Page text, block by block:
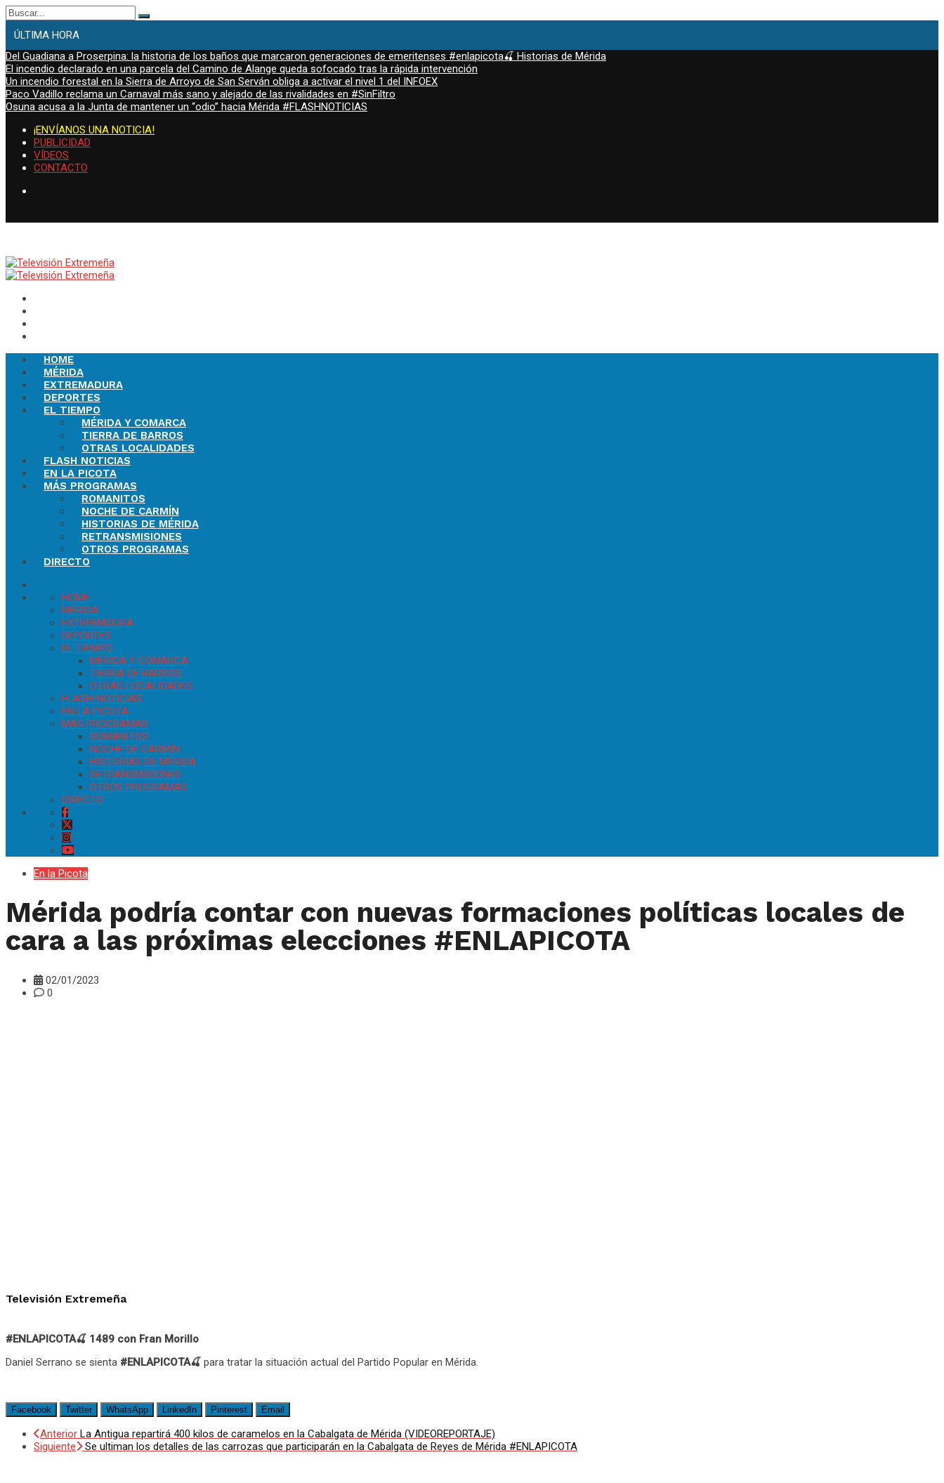
Buscar:
ÚLTIMA HORA
Del Guadiana a Proserpina: la historia de los baños que marcaron generaciones de emeritenses #enlapicota🍒 Historias de Mérida
El incendio declarado en una parcela del Camino de Alange queda sofocado tras la rápida intervención
Un incendio forestal en la Sierra de Arroyo de San Serván obliga a activar el nivel 1 del INFOEX
Paco Vadillo reclama un Carnaval más sano y alejado de las rivalidades en #SinFiltro
Osuna acusa a la Junta de mantener un “odio” hacia Mérida #FLASHNOTICIAS
¡ENVÍANOS UNA NOTICIA!
PUBLICIDAD
VÍDEOS
CONTACTO
HOME
MÉRIDA
EXTREMADURA
DEPORTES
EL TIEMPO
MÉRIDA Y COMARCA
TIERRA DE BARROS
OTRAS LOCALIDADES
FLASH NOTICIAS
EN LA PICOTA
MÁS PROGRAMAS
ROMANITOS
NOCHE DE CARMÍN
HISTORIAS DE MÉRIDA
RETRANSMISIONES
OTROS PROGRAMAS
DIRECTO
HOME
MÉRIDA
EXTREMADURA
DEPORTES
EL TIEMPO
MÉRIDA Y COMARCA
TIERRA DE BARROS
OTRAS LOCALIDADES
FLASH NOTICIAS
EN LA PICOTA
MÁS PROGRAMAS
ROMANITOS
NOCHE DE CARMÍN
HISTORIAS DE MÉRIDA
RETRANSMISIONES
OTROS PROGRAMAS
DIRECTO
En la Picota
Mérida podría contar con nuevas formaciones políticas locales de
cara a las próximas elecciones #ENLAPICOTA
02/01/2023
0
Televisión Extremeña
#ENLAPICOTA🍒 1489 con Fran Morillo
Daniel Serrano se sienta #ENLAPICOTA🍒 para tratar la situación actual del Partido Popular en Mérida.
Facebook Twitter WhatsApp LinkedIn Pinterest Email
Anterior La Antigua repartirá 400 kilos de caramelos en la Cabalgata de Mérida (VIDEOREPORTAJE)
Siguiente
Se ultiman los detalles de las carrozas que participarán en la Cabalgata de Reyes de Mérida #ENLAPICOTA